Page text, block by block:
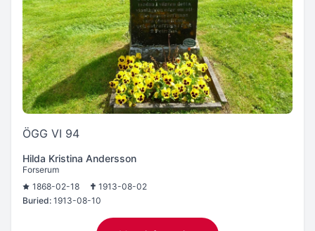
ÖGG VI 94
Hilda Kristina Andersson
Forserum
1868-02-18
1913-08-02
Buried: 1913-08-10